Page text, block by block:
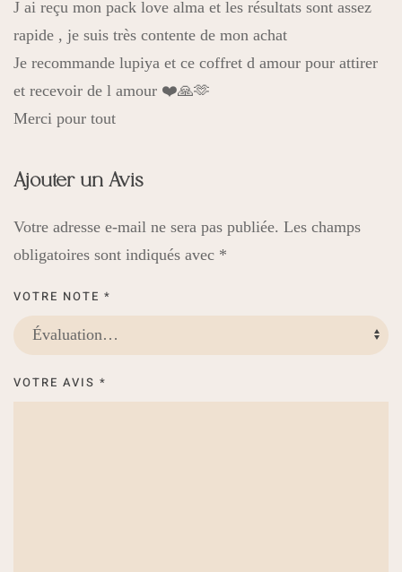
J ai reçu mon pack love alma et les résultats sont assez
rapide , je suis très contente de mon achat
Je recommande lupiya et ce coffret d amour pour attirer
et recevoir de l amour ❤️🙏🫶
Merci pour tout
Ajouter un Avis
Votre adresse e-mail ne sera pas publiée. Les champs
obligatoires sont indiqués avec *
VOTRE NOTE *
VOTRE AVIS *